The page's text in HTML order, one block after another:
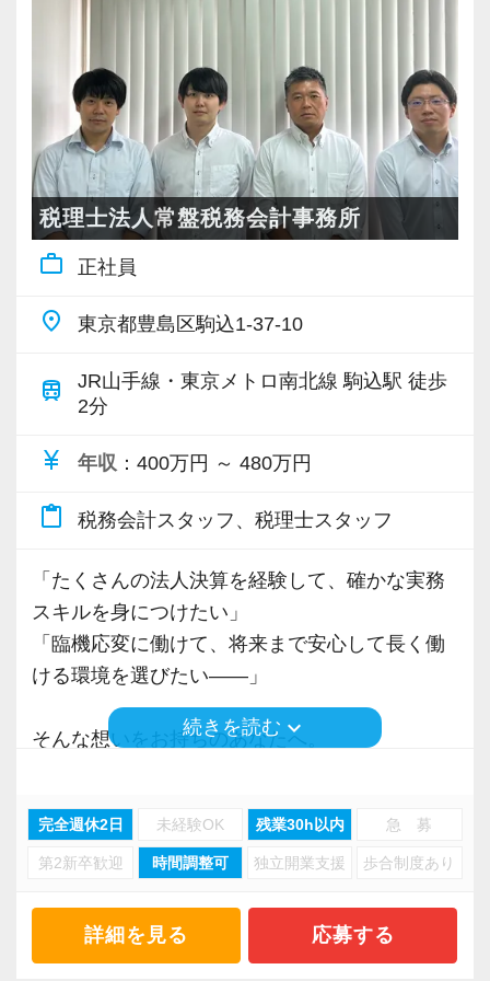
対にしません。
誰もが安心して業務に取り組めるよう「チーム
制」によるサポート体制を構築しています。
週1回のチームミーティングでは、業務の進捗を
共有するだけでなく、「今困っていること」を
全員でクリアにしていきます。
代表の大山を含め、全員の距離が近く、日常的
に「ちょっといいですか？」とデスク越しに声
を掛け合える温かで穏やかな雰囲気が自慢で
「質問しづらくて一人で悩む」というストレス
ライフバランスを最優先できる仕組み
れがちですが、当事務所の月平均残業時間は
【10時間程度】と、業界内でもトップクラスに
少なめです。
業務の効率化とチームでの相互フォローが徹底
されているため、繁忙期を除けば、定時でサッ
と退社するスタッフがほとんどです。
さらに、メンバーから「本当に助かる！」と大
好評なのが【時差出勤制度】です。
出社・退社時間を1時間の範囲内（30分単位）で
前後にスライドさせることができます。
「平日の朝に通院を済ませてから少し遅めに出
税理士法人常盤税務会計事務所
work_outline 正社員
place 東京都豊島区駒込1-37-10
train
JR山手線・東京メトロ南北線 駒込駅 徒歩
2分
currency_yen 年収 ：400万円 ～ 480万円
content_paste 税務会計スタッフ、税理士スタッフ
「たくさんの法人決算を経験して、確かな実務
スキルを身につけたい」
「臨機応変に働けて、将来まで安心して長く働
ける環境を選びたい――」
そんな想いをお持ちのあなたへ。
税理士法人常盤税務会計事務所は、20代〜40代
理士法人です。
おかげさまで、紹介や新規契約により【顧問法
続きを読む keyboard_arrow_down
完全週休2日 未経験OK 残業30h以内 急 募
第2新卒歓迎 時間調整可 独立開業支援 歩合制度あり
詳細を見る 応募する